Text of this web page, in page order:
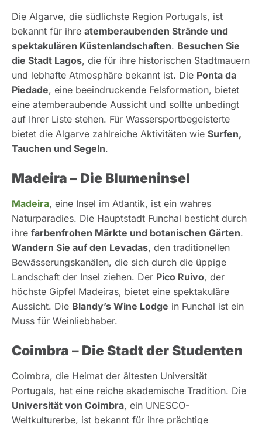
Die Algarve, die südlichste Region Portugals, ist
bekannt für ihre atemberaubenden Strände und
spektakulären Küstenlandschaften. Besuchen Sie
die Stadt Lagos, die für ihre historischen Stadtmauern
und lebhafte Atmosphäre bekannt ist. Die Ponta da
Piedade, eine beeindruckende Felsformation, bietet
eine atemberaubende Aussicht und sollte unbedingt
auf Ihrer Liste stehen. Für Wassersportbegeisterte
bietet die Algarve zahlreiche Aktivitäten wie Surfen,
Tauchen und Segeln.
Madeira – Die Blumeninsel
Madeira, eine Insel im Atlantik, ist ein wahres
Naturparadies. Die Hauptstadt Funchal besticht durch
ihre farbenfrohen Märkte und botanischen Gärten.
Wandern Sie auf den Levadas, den traditionellen
Bewässerungskanälen, die sich durch die üppige
Landschaft der Insel ziehen. Der Pico Ruivo, der
höchste Gipfel Madeiras, bietet eine spektakuläre
Aussicht. Die Blandy’s Wine Lodge in Funchal ist ein
Muss für Weinliebhaber.
Coimbra – Die Stadt der Studenten
Coimbra, die Heimat der ältesten Universität
Portugals, hat eine reiche akademische Tradition. Die
Universität von Coimbra, ein UNESCO-
Weltkulturerbe, ist bekannt für ihre prächtige